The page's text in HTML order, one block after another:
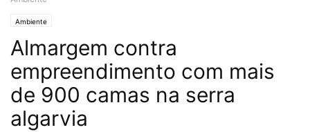
Ambiente
Almargem contra
empreendimento com mais
de 900 camas na serra
algarvia